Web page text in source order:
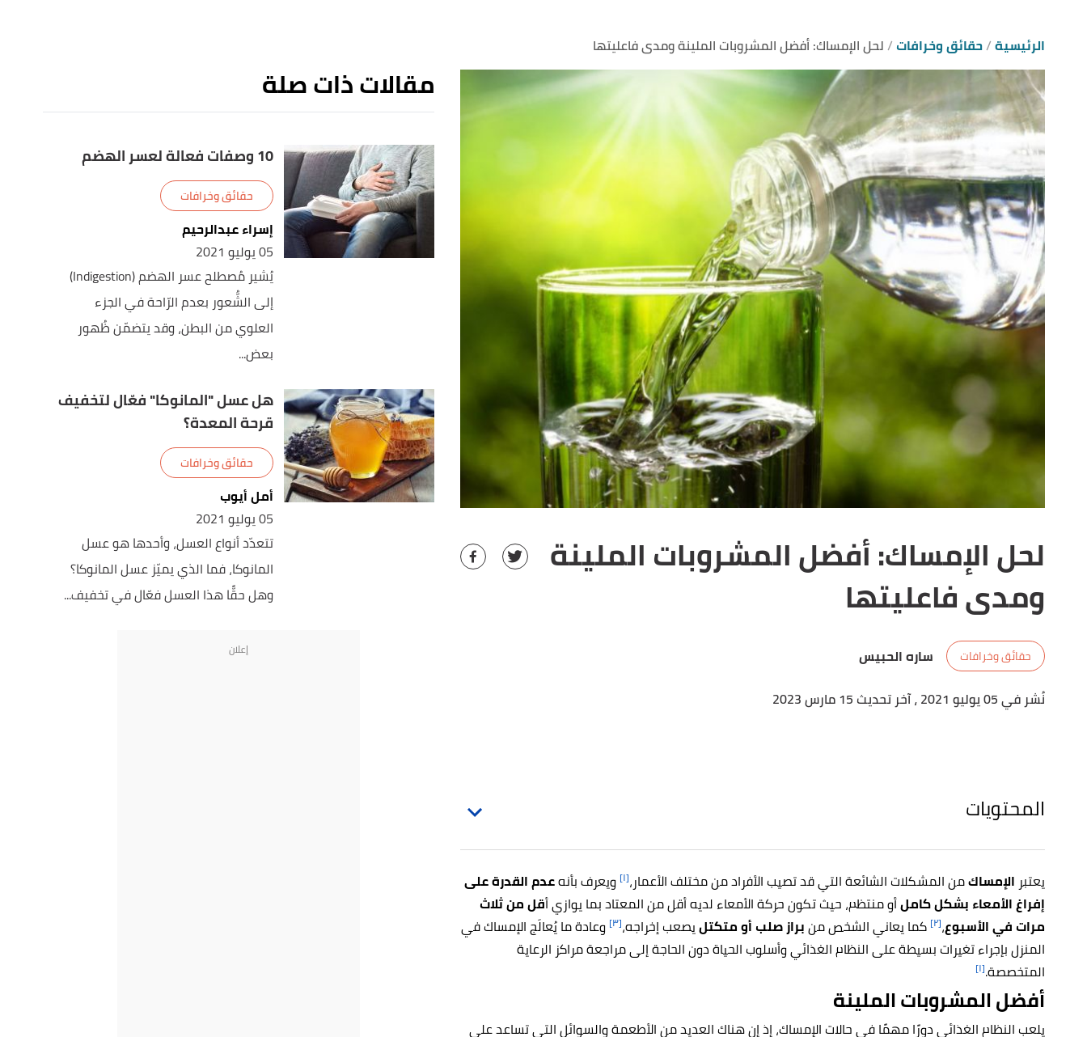
الرئيسية حقائق وخرافات لحل الإمساك: أفضل المشروبات الملينة ومدى فاعليتها
لحل الإمساك: أفضل المشروبات الملينة
ومدى فاعليتها
حقائق وخرافات
ساره الحبيس
نُشر في 05 يوليو 2021
، آخر تحديث 15 مارس 2023
المحتويات
يعتبر الإمساكمن المشكلات الشائعة التي قد تصيب الأفراد من مختلف الأعمار،[١] ويعرف بأنهعدم القدرة على
إفراغ الأمعاء بشكل كاملأو منتظم، حيث تكون حركة الأمعاء لديه أقل من المعتاد بما يوازي أقل من ثلاث
مرات في الأسبوع،[٢] كما يعاني الشخص منبراز صلب أو متكتليصعب إخراجه،[٣]
وعادة ما يُعالَج الإمساك في
المنزل بإجراء تغيرات بسيطة على النظام الغذائي وأسلوب الحياة دون الحاجة إلى مراجعة مراكز الرعاية
المتخصصة.[١]
أفضل المشروبات الملينة
يلعب النظام الغذائي دورًا مهمًا في حالات الإمساك، إذ إن هناك العديد من الأطعمة والسوائل التي تساعد على
مقالات ذات صلة
10 وصفات فعالة لعسر الهضم
حقائق وخرافات
إسراء عبدالرحيم
05 يوليو 2021
يُشير مُصطلح عسر الهضم (Indigestion)
إلى الشُّعور بعدم الرّاحة في الجزء
العلوي من البطن، وقد يتضمّن ظُهور
بعض...
هل عسل "المانوكا" فعّال لتخفيف
قرحة المعدة؟
حقائق وخرافات
أمل أيوب
05 يوليو 2021
تتعدّد أنواع العسل، وأحدها هو عسل
المانوكا، فما الذي يميّز عسل المانوكا؟
وهل حقًّا هذا العسل فعّال في تخفيف...